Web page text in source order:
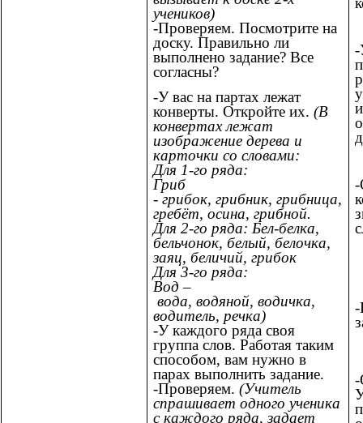
учеников)
-Проверяем. Посмотрите на
доску. Правильно ли
выполнено задание? Все
согласны?
-У вас на партах лежат
конверты. Откройте их. (В
конвертах лежат
изображение дерева и
карточки со словами:
Для 1-го ряда:
Гриб
- грибок, грибник, грибница,
гребёт, осина, грибной.
Для 2-го ряда: Бел-белка,
бельчонок, белый, белочка,
заяц, беличий, грибок
Для 3-го ряда:
Вод –
вода, водяной, водичка,
водитель, речка)
-У каждого ряда своя
группа слов. Работая таким
способом, вам нужно в
парах выполнить задание.
-Проверяем. (Учитель
спрашивает одного ученика
с каждого ряда, задает
-
-
-
-